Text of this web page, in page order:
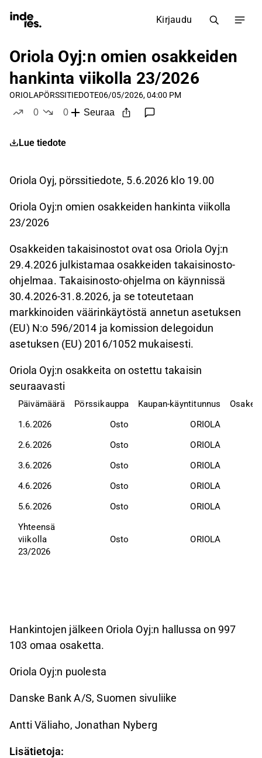
Kirjaudu
Oriola Oyj:n omien osakkeiden
hankinta viikolla 23/2026
ORIOLAPÖRSSITIEDOTE06/05/2026, 04:00 PM
0
0
Seuraa
Lue tiedote
Oriola Oyj, pörssitiedote, 5.6.2026 klo 19.00
Oriola Oyj:n omien osakkeiden hankinta viikolla
23/2026
Osakkeiden takaisinostot ovat osa Oriola Oyj:n
29.4.2026 julkistamaa osakkeiden takaisinosto-
ohjelmaa. Takaisinosto-ohjelma on käynnissä
30.4.2026-31.8.2026, ja se toteutetaan
markkinoiden väärinkäytöstä annetun asetuksen
(EU) N:o 596/2014 ja komission delegoidun
asetuksen (EU) 2016/1052 mukaisesti.
Oriola Oyj:n osakkeita on ostettu takaisin
seuraavasti
Päivämäärä Pörssikauppa Kaupan-käyntitunnus
1.6.2026
Osto
ORIOLA
2.6.2026
Osto
ORIOLA
3.6.2026
Osto
ORIOLA
4.6.2026
Osto
ORIOLA
5.6.2026
Osto
ORIOLA
Yhteensä
viikolla
23/2026
Osto ORIOLA
Hankintojen jälkeen Oriola Oyj:n hallussa on 997
103 omaa osaketta.
Oriola Oyj:n puolesta
Danske Bank A/S, Suomen sivuliike
Antti Väliaho, Jonathan Nyberg
Lisätietoja: